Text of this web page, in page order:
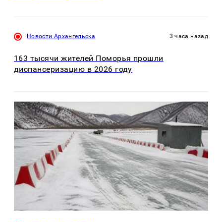
Новости Архангельска 3 часа назад
163 тысячи жителей Поморья прошли
диспансеризацию в 2026 году